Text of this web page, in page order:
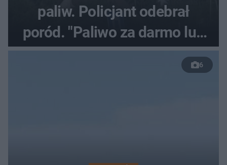
paliw. Policjant odebrał
poród. "Paliwo za darmo lub
50 %!"
6